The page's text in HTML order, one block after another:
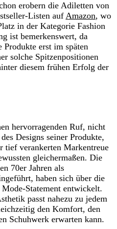
erobern die Adiletten von
Listen auf Amazon, wo
in der Kategorie Fashion
ist bemerkenswert, da
Produkte erst im späten
solche Spitzenpositionen
diesem frühen Erfolg der
hervorragenden Ruf, nicht
Designs seiner Produkte,
tief verankerten Markentreue
gleichermaßen. Die
70er Jahren als
haben sich über die
Statement entwickelt.
passt nahezu zu jedem
den Komfort, den
Schuhwerk erwarten kann.